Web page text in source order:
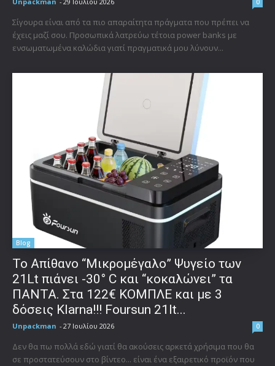
0
Σίγουρα είναι από τα πιο απαραίτητα πράγματα που πρέπει να
έχεις μαζί σου. Προσωπικά λατρεύω τέτοια power banks με
ενσωματωμένα καλώδια γιατί πραγματικά μου λύνουν...
Blog
Το Απίθανο “Μικρομέγαλο” Ψυγείο των
21Lt πιάνει -30° C και “κοκαλώνει” τα
ΠΑΝΤΑ. Στα 122€ ΚΟΜΠΛΕ και με 3
δόσεις Klarna!!! Foursun 21lt...
Unpackman - 27 Ιουλίου 2026 0
Δεν θα πω πολλά εδώ γιατί θα ακούσεις αρκετά χρήσιμα που θα
σε προστατεύσουν στο βίντεο... είναι ένα εξαιρετικό προϊόν που